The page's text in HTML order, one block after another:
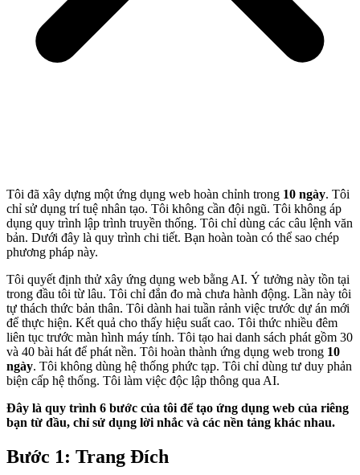
Tôi đã xây dựng một ứng dụng web hoàn chỉnh trong 10 ngày. Tôi
chỉ sử dụng trí tuệ nhân tạo. Tôi không cần đội ngũ. Tôi không áp
dụng quy trình lập trình truyền thống. Tôi chỉ dùng các câu lệnh văn
bản. Dưới đây là quy trình chi tiết. Bạn hoàn toàn có thể sao chép
phương pháp này.
Tôi quyết định thử xây ứng dụng web bằng AI. Ý tưởng này tồn tại
trong đầu tôi từ lâu. Tôi chỉ đắn đo mà chưa hành động. Lần này tôi
tự thách thức bản thân. Tôi dành hai tuần rảnh việc trước dự án mới
để thực hiện. Kết quả cho thấy hiệu suất cao. Tôi thức nhiều đêm
liên tục trước màn hình máy tính. Tôi tạo hai danh sách phát gồm 30
và 40 bài hát để phát nền. Tôi hoàn thành ứng dụng web trong 10
ngày. Tôi không dùng hệ thống phức tạp. Tôi chỉ dùng tư duy phản
biện cấp hệ thống. Tôi làm việc độc lập thông qua AI.
Đây là quy trình 6 bước của tôi để tạo ứng dụng web của riêng
bạn từ đầu, chỉ sử dụng lời nhắc và các nền tảng khác nhau.
Bước 1: Trang Đích